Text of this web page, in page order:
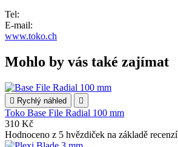
Tel:
E-mail:
www.toko.ch
Mohlo by vás také zajímat
 Rychlý náhled 
Toko Base File Radial 100 mm
310 Kč
Hodnoceno z 5 hvězdiček na základě recenzí